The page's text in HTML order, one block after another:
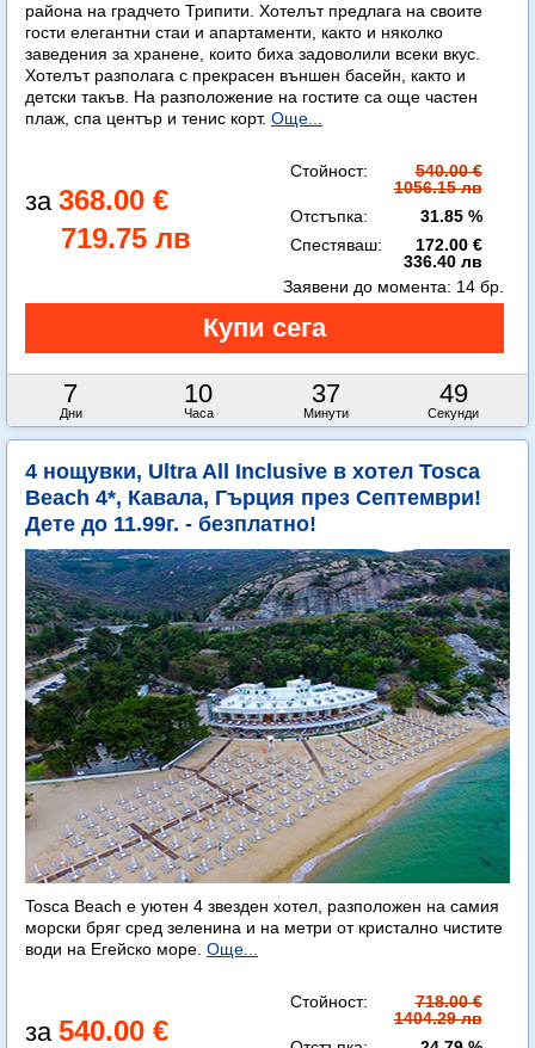
района на градчето Трипити. Хотелът предлага на своите
гости елегантни стаи и апартаменти, както и няколко
заведения за хранене, които биха задоволили всеки вкус.
Хотелът разполага с прекрасен външен басейн, както и
детски такъв. На разположение на гостите са още частен
плаж, спа център и тенис корт. Още...
368.00 €
719.75 лв
Стойност:
540.00 €
1056.15 лв
Отстъпка:
31.85 %
Спестяваш:
172.00 €
336.40 лв
7
Дни
10
Часа
37
Минути
48
Секунди
Заявени до момента: 14 бр.
4 нощувки, Ultra All Inclusive в хотел Tosca
Beach 4*, Кавала, Гърция през Септември!
Дете до 11.99г. - безплатно!
Tosca Beach е уютен 4 звезден хотел, разположен на самия
морски бряг сред зеленина и на метри от кристално чистите
води на Егейско море. Още...
540.00 €
Стойност:
718.00 €
1404.29 лв